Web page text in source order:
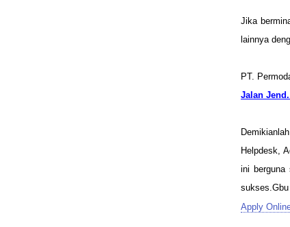
Jika
lainnya
PT.
Jalan
Helpdesk,
ini berguna
sukses.Gbu
Apply